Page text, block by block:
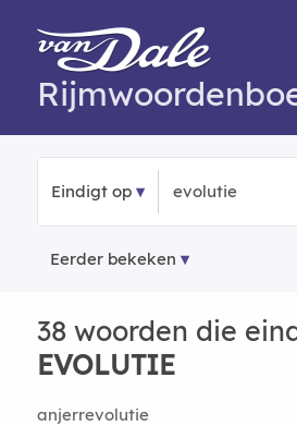
Eindigt op
Eerder bekeken
38 woorden die
EVOLUTIE
anjerrevolutie